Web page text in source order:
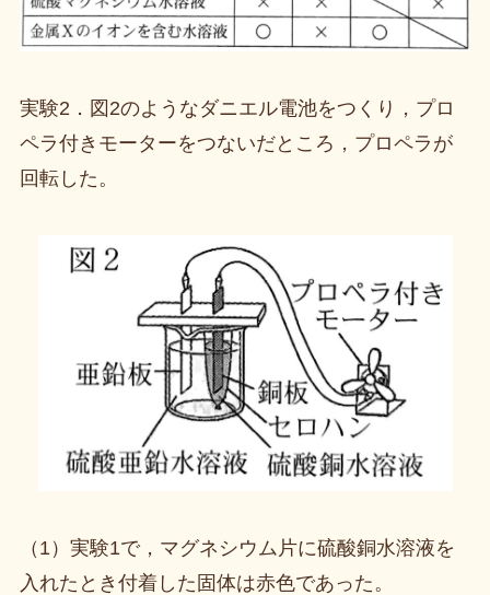
実験2．図2のようなダニエル電池をつくり，プロ
ペラ付きモーターをつないだところ，プロペラが
回転した。
（1）実験1で，マグネシウム片に硫酸銅水溶液を
入れたとき付着した固体は赤色であった。